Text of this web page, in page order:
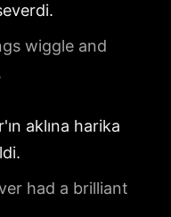
wiggle and
aklına harika
had a brilliant